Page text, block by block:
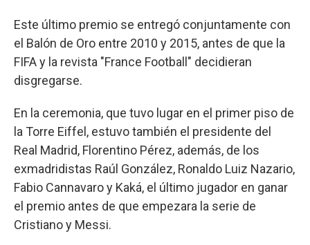
Este último premio se entregó conjuntamente con
el Balón de Oro entre 2010 y 2015, antes de que la
FIFA y la revista "France Football" decidieran
disgregarse.
En la ceremonia, que tuvo lugar en el primer piso de
la Torre Eiffel, estuvo también el presidente del
Real Madrid, Florentino Pérez, además, de los
exmadridistas Raúl González, Ronaldo Luiz Nazario,
Fabio Cannavaro y Kaká, el último jugador en ganar
el premio antes de que empezara la serie de
Cristiano y Messi.